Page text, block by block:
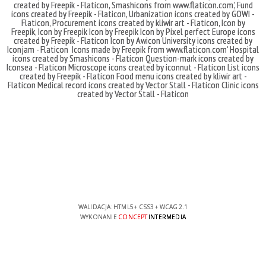
created by Freepik - Flaticon,Smashicons from www.flaticon.com',Fund
icons created by Freepik - Flaticon,Urbanization icons created by GOWI -
Flaticon,Procurement icons created by kliwir art - Flaticon,Icon by
Freepik,Icon by FreepikIcon by FreepikIcon by Pixel perfectEurope icons
created by Freepik - Flaticon Icon by Awicon University icons created by
Iconjam - Flaticon Icons made byFreepik from www.flaticon.com'Hospital
icons created by Smashicons - Flaticon Question-mark icons created by
Iconsea - Flaticon Microscope icons created by iconnut - Flaticon List icons
created by Freepik - Flaticon Food menu icons created by kliwir art -
Flaticon Medical record icons created by Vector Stall - Flaticon Clinic icons
created by Vector Stall - Flaticon
WALIDACJA: HTML5+ CSS3 + WCAG 2.1
WYKONANIE CONCEPTINTERMEDIA